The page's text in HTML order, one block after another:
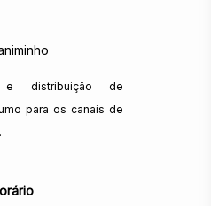
e distribuição de
para os canais de